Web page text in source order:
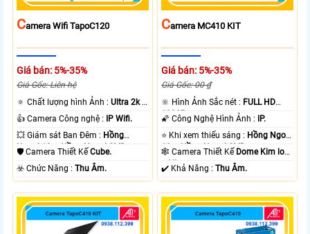
CAmera Wifi TapoC120
Giá bán: 5%-35%
Giá Gốc: Liên hệ
🔅 Chất lượng hình Ảnh :Ultra 2k +
.
👍 Camera Công nghệ : IP Wifi.
💥 Giám sát Ban Đêm : Hồng
Ngoại 10m Hồng Ngoại SMD.
🛡 Camera Thiết KếCube.
️☣️ Chức Năng :Thu Âm.
CAmera MC410 KIT
Giá bán: 5%-35%
Giá Gốc: 00 ₫
🔆 Hình Ảnh Sắc nét : FULL HD
1080P .
🌠 Công Nghệ Hình Ảnh : IP.
⭐ Khi xem thiếu sáng : Hồng Ngoại
10m Hồng Ngoại SMD.
🕸️ Camera Thiết Kế Dome Kim loại
+ Nhựa.
️✔️ Khả Năng :Thu Âm.